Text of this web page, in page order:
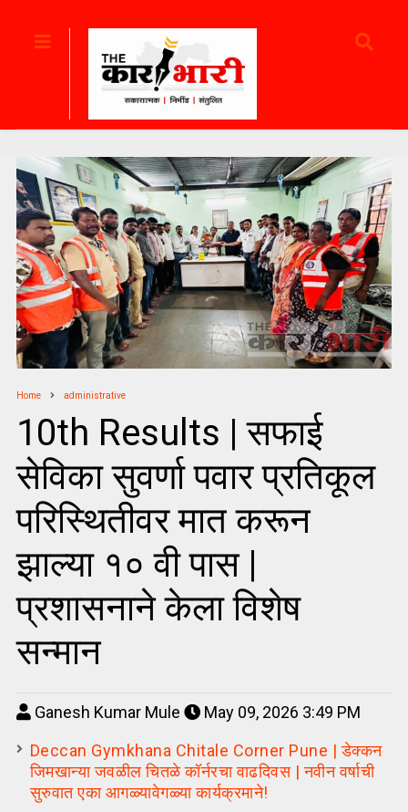
Home administrative
10th Results | सफाई
सेविका सुवर्णा पवार प्रतिकूल
परिस्थितीवर मात करून
झाल्या १० वी पास |
प्रशासनाने केला विशेष
सन्मान
Ganesh Kumar Mule
May 09, 2026 3:49 PM
Deccan Gymkhana Chitale Corner Pune | डेक्कन
जिमखान्या जवळील चितळे कॉर्नरचा वाढदिवस | नवीन वर्षाची
सुरुवात एका आगळ्यावेगळ्या कार्यक्रमाने!